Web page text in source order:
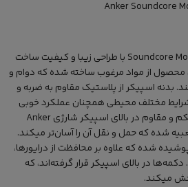
با طراحی زیبا و کیفیت ساخت
محصول از مواد مرغوب ساخته شده که دوام و
بدنه اسپیکر از پلاستیک مقاوم به ضربه و
شرایط مختلف محیطی همچنان عملکرد خوبی
و مقاوم در بالای اسپیکر شارژیAnker
شده که حمل و نقل آن را آسان‌تر میکند.
شده که علاوه بر محافظت از درایورها،
در بالای اسپیکر قرار گرفته‌اند، که
میکند.